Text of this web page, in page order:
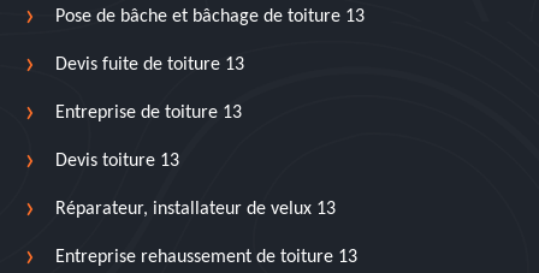
Pose de bâche et bâchage de toiture 13
Devis fuite de toiture 13
Entreprise de toiture 13
Devis toiture 13
Réparateur, installateur de velux 13
Entreprise rehaussement de toiture 13